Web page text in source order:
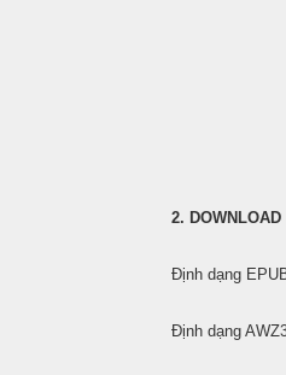
2. DOWNLOAD
Định
Định